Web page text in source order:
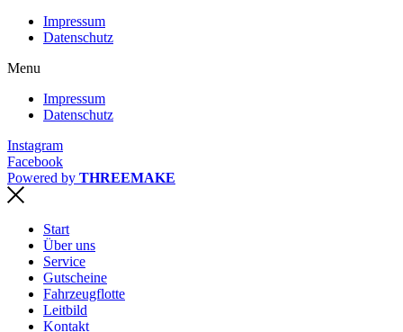
Impressum
Datenschutz
Menu
Impressum
Datenschutz
Instagram
Facebook
Powered by THREEMAKE
Start
Über uns
Service
Gutscheine
Fahrzeugflotte
Leitbild
Kontakt